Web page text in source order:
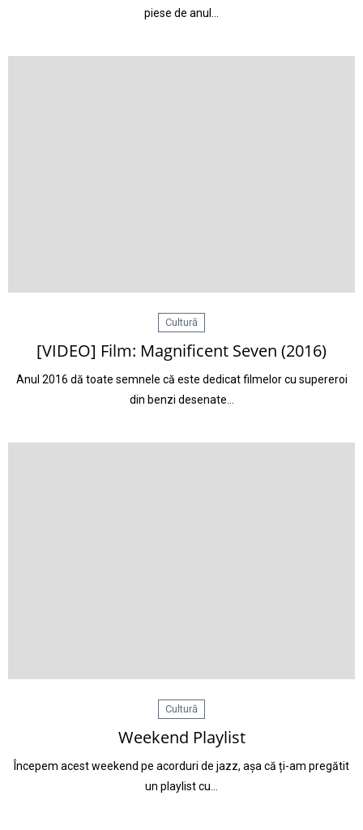
piese de anul…
Cultură
[VIDEO] Film: Magnificent Seven (2016)
Anul 2016 dă toate semnele că este dedicat filmelor cu supereroi
din benzi desenate…
Cultură
Weekend Playlist
Începem acest weekend pe acorduri de jazz, așa că ți-am pregătit
un playlist cu…